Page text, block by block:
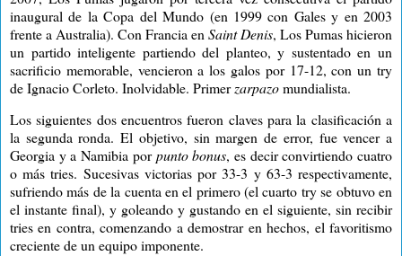
inaugural de la Copa del Mundo (en 1999 con Gales y en 2003
frente a Australia). Con Francia en Saint Denis, Los Pumas hicieron
un partido inteligente partiendo del planteo, y sustentado en un
sacrificio memorable, vencieron a los galos por 17-12, con un try
de Ignacio Corleto. Inolvidable. Primerzarpazomundialista.
Los siguientes dos encuentros fueron claves para la clasificación a
la segunda ronda. El objetivo, sin margen de error, fue vencer a
Georgia y a Namibia porpunto bonus, es decir convirtiendo cuatro
o más tries. Sucesivas victorias por 33-3 y 63-3 respectivamente,
sufriendo más de la cuenta en el primero (el cuarto try se obtuvo en
el instante final), y goleando y gustando en el siguiente, sin recibir
tries en contra, comenzando a demostrar en hechos, el favoritismo
creciente de un equipo imponente.